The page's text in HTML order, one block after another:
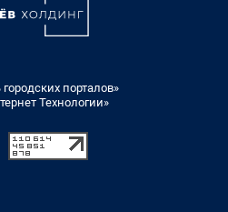
порталов»
Технологии»